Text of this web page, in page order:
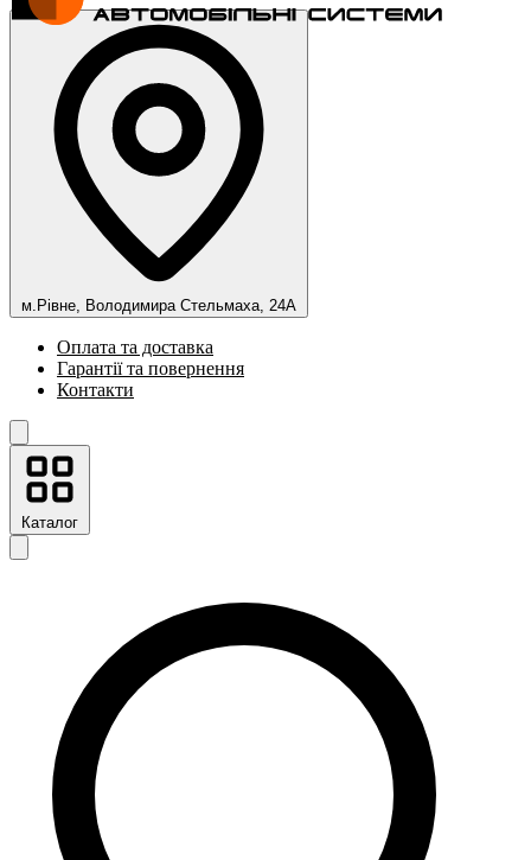
м.Рівне, Володимира Стельмаха, 24А
Оплата та доставка
Гарантії та повернення
Контакти
Каталог